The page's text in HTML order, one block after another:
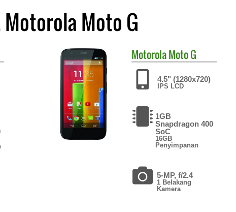
Motorola Moto G
MotorolaMoto G
4.5" (1280x720)
IPS LCD
1GB
Snapdragon 400
SoC
16GB
Penyimpanan
5-MP, f/2.4
1 Belakang
Kamera